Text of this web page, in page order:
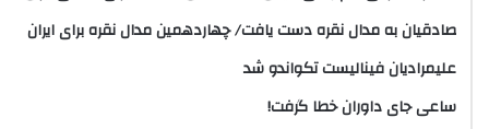
صادقیان به مدال نقره دست یافت/ چهاردهمین مدال نقره برای ایران
علیمرادیان فینالیست تکواندو شد
ساعی جای داوران خطا گرفت!